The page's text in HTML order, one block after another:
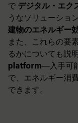
で デジタル・エク
うなソリューショ
建物のエネルギー
また、これらの要
るかについても説
platform—入手可
で、エネルギー消
できます。